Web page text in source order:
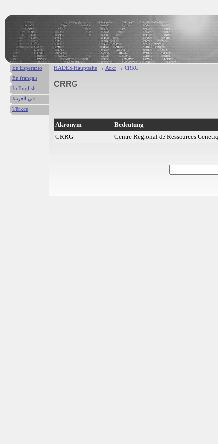
HADES-Hauptseite → Ackr → CRRG
CRRG
Akronym
Bedeutung
CRRG
Centre Régional de Ressources
En Esperanto
En français
In English
في العربية
Türkce